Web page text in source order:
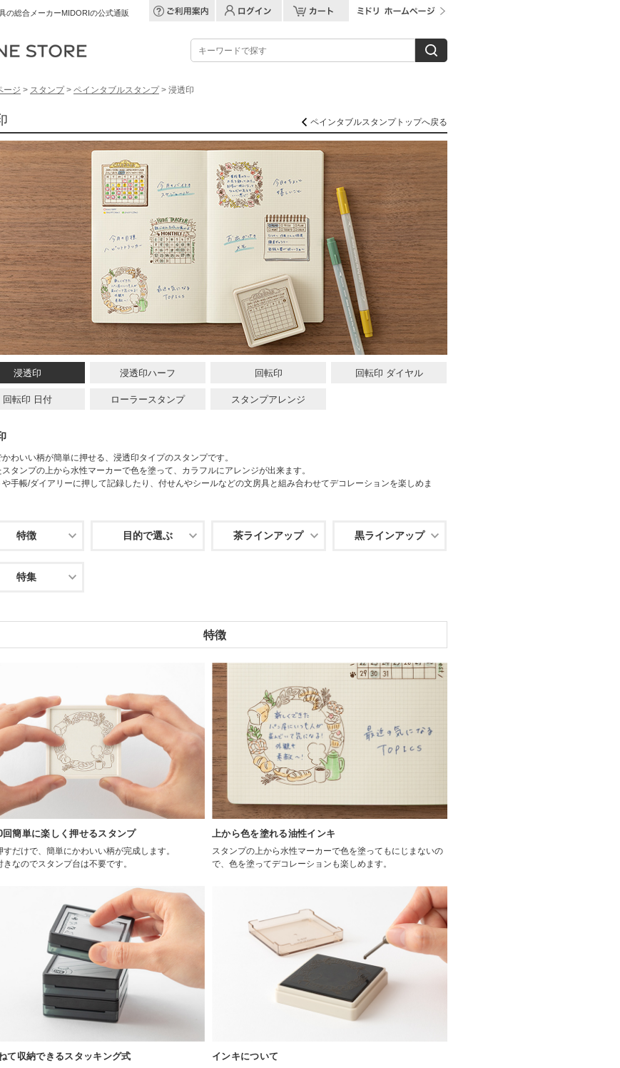
の総合メーカーMIDORIの公式通販
ージ > スタンプ> ペインタブルスタンプ> 浸透印
ペインタブルスタンプトップへ戻る
浸透印 浸透印ハーフ 回転印 回転印 ダイヤル
回転印 日付 ローラースタンプ スタンプアレンジ
わいい柄が簡単に押せる、浸透印タイプのスタンプです。
タンプの上から水性マーカーで色を塗って、カラフルにアレンジが出来ます。
や手帳/ダイアリーに押して記録したり、付せんやシールなどの文房具と組み合わせてデコレーションを楽しめま
特徴 目的で選ぶ 茶ラインアップ 黒ラインアップ
特集
特徴
回簡単に楽しく押せるスタンプ
すだけで、簡単にかわいい柄が完成します。
きなのでスタンプ台は不要です。
上から色を塗れる油性インキ
スタンプの上から水性マーカーで色を塗ってもにじまないの
で、色を塗ってデコレーションも楽しめます。
て収納できるスタッキング式 インキについて